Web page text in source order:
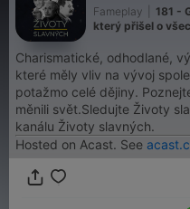
Fameplay
181 -
který přišel o
Charismatické, odhodlané,
které měly vliv na vývoj
potažmo celé dějiny.
měnili svět.Sledujte Životy
kanálu Životy slavných.
Hosted on Acast. See